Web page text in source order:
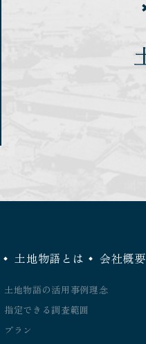
土地物語とは
土地物語の活用事例
指定できる調査範囲
プラン
会社概要
理念